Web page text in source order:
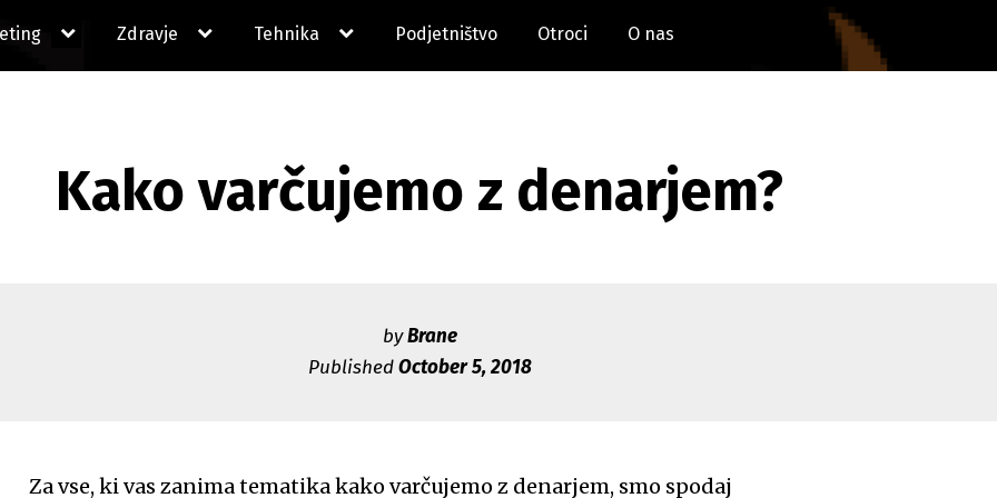
child
Zdravje
child
Tehnika
child
Podjetništvo Otroci O nas
Kako varčujemo z denarjem?
byBrane
PublishedOctober 5, 2018
Za vse, ki vas zanima tematika kako varčujemo z denarjem, smo spodaj